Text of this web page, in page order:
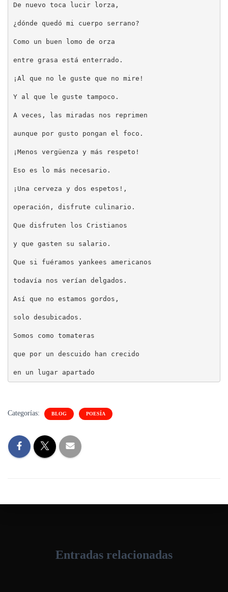
De nuevo toca lucir lorza,
¿dónde quedó mi cuerpo serrano?
Como un buen lomo de orza
entre grasa está enterrado.
¡Al que no le guste que no mire!
Y al que le guste tampoco.
A veces, las miradas nos reprimen
aunque por gusto pongan el foco.
¡Menos vergüenza y más respeto!
Eso es lo más necesario.
¡Una cerveza y dos espetos!,
operación, disfrute culinario.
Que disfruten los Cristianos
y que gasten su salario.
Que si fuéramos yankees americanos
todavía nos verían delgados.
Así que no estamos gordos,
solo desubicados.
Somos como tomateras
que por un descuido han crecido
en un lugar apartado
Categorías: BLOG POESÍA
Entradas relacionadas